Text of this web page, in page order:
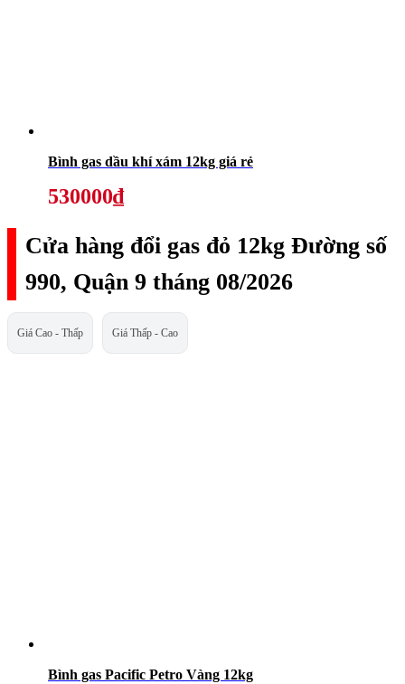
Bình gas dầu khí xám 12kg giá rẻ
530000₫
Cửa hàng đổi gas đỏ 12kg Đường số
990, Quận 9 tháng 08/2026
Giá Cao - Thấp Giá Thấp - Cao
Bình gas Pacific Petro Vàng 12kg